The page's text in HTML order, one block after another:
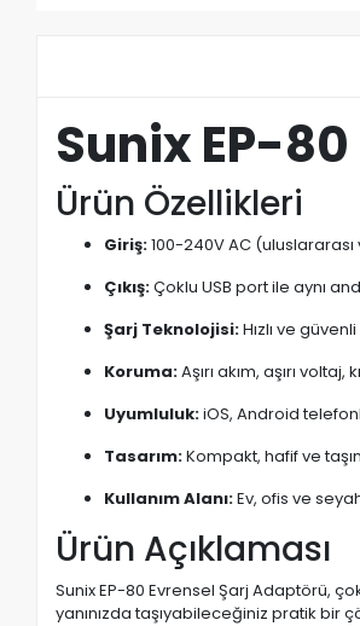
Sunix EP-
Ürün Özellikleri
Giriş:100-240V AC
Çıkış:Çoklu USB port ile aynı
Şarj Teknolojisi:Hızlı ve
Koruma:Aşırı akım, aşırı
Uyumluluk:iOS, Android
Tasarım:Kompakt, hafif ve
Kullanım Alanı:Ev, ofis ve
Ürün Açıklaması
Sunix EP-80 Evrensel Şarj Adaptörü,
yanınızda taşıyabileceğiniz pratik bir